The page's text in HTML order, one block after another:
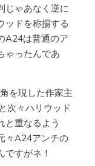
じゃあなく逆に
ッドを称揚する
A24は普通のア
ゃったんであ
を現した作家主
次々ハリウッド
と重なるよう
々A24アンチの
すがネ！